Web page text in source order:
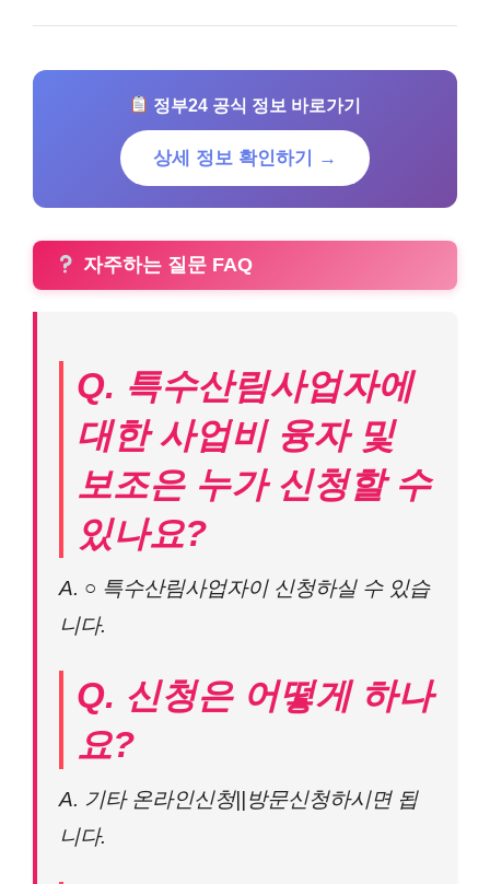
정부24 공식 정보 바로가기
상세 정보 확인하기 →
자주하는 질문 FAQ
Q. 특수산림사업자에
대한 사업비 융자 및
보조은 누가 신청할 수
있나요?
A. ○ 특수산림사업자이 신청하실 수 있습
니다.
Q. 신청은 어떻게 하나
요?
A. 기타 온라인신청||방문신청하시면 됩
니다.